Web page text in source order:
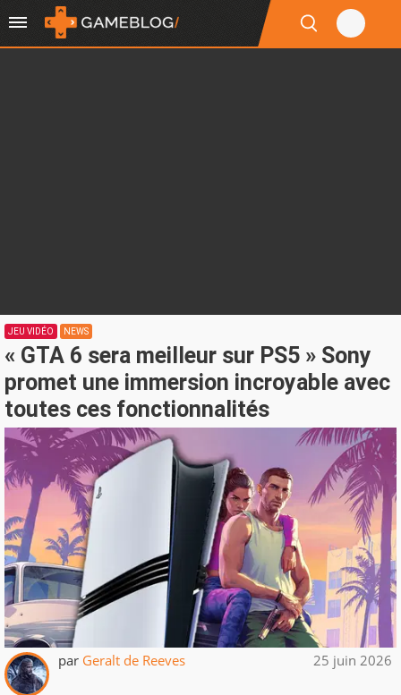
JEU VIDÉO NEWS
« GTA 6 sera meilleur sur PS5 » Sony
promet une immersion incroyable avec
toutes ces fonctionnalités
par Geralt de Reeves 25 juin 2026